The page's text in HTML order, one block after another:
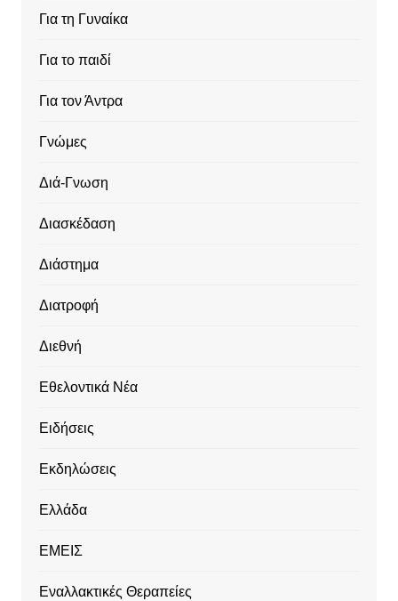
Για τη Γυναίκα
Για το παιδί
Για τον Άντρα
Γνώμες
Διά-Γνωση
Διασκέδαση
Διάστημα
Διατροφή
Διεθνή
Εθελοντικά Νέα
Ειδήσεις
Εκδηλώσεις
Ελλάδα
ΕΜΕΙΣ
Εναλλακτικές Θεραπείες